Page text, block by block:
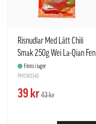
Risnudlar Med Lätt Chili
Smak 250g Wei La-Qian Fen
Xi Shi Kina
Finns i lager
PMSN0346
39 kr43 kr